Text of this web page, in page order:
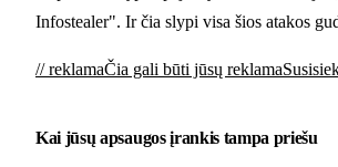
Infostealer". Ir čia slypi visa šios atakos
// reklamaČia gali būti jūsų reklama
Kai jūsų apsaugos įrankis tampa priešu